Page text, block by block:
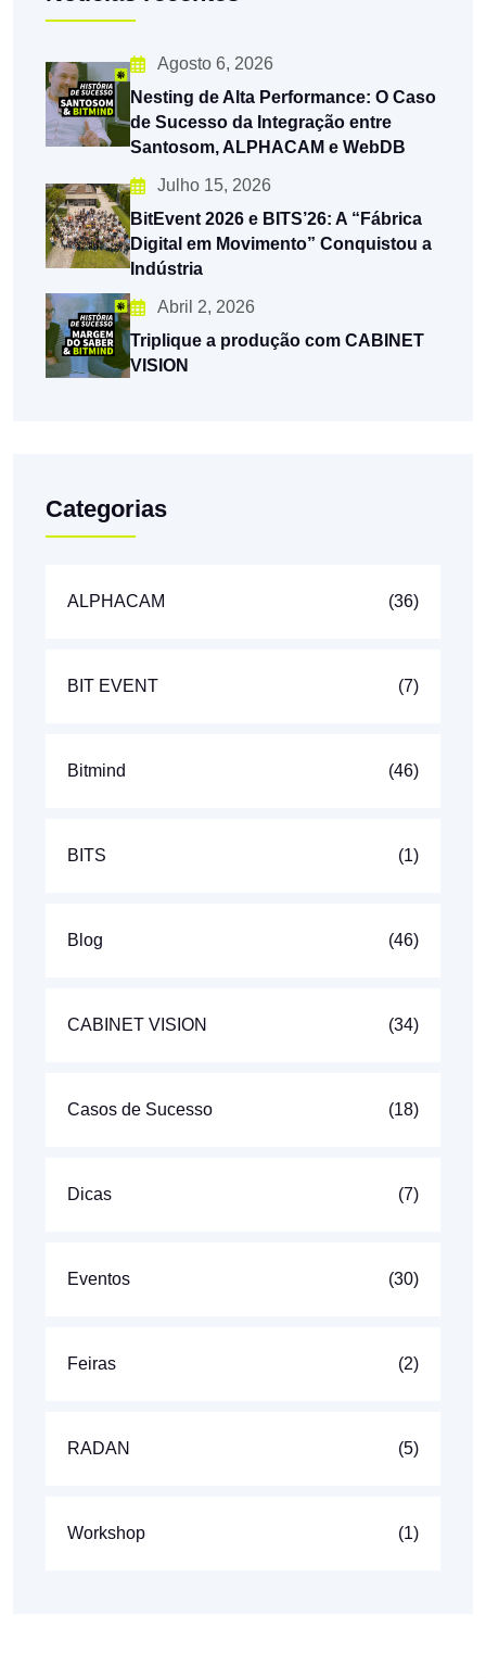
Agosto 6, 2026
Nesting de Alta Performance: O Caso
de Sucesso da Integração entre
Santosom, ALPHACAM e WebDB
Julho 15, 2026
BitEvent 2026 e BITS’26: A “Fábrica
Digital em Movimento” Conquistou a
Indústria
Abril 2, 2026
Triplique a produção com CABINET
VISION
Categorias
ALPHACAM (36)
BIT EVENT (7)
Bitmind (46)
BITS (1)
Blog (46)
CABINET VISION (34)
Casos de Sucesso (18)
Dicas (7)
Eventos (30)
Feiras (2)
RADAN (5)
Workshop (1)